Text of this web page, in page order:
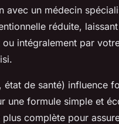
avec un médecin
réduite,
intégralement par
de santé) influence
une formule simple et
complète pour